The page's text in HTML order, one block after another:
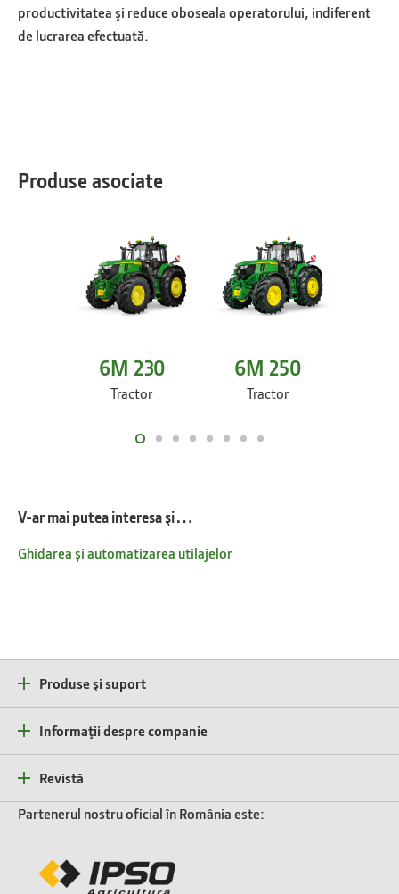
productivitatea şi reduce oboseala operatorului, indiferent
de lucrarea efectuată.
Produse asociate
6M 230
Tractor
6M 250
Tractor
V-ar mai putea interesa şi…
Ghidarea și automatizarea utilajelor
Produse şi suport
Informaţii despre companie
Revistă
Partenerul nostru oficial în România este: